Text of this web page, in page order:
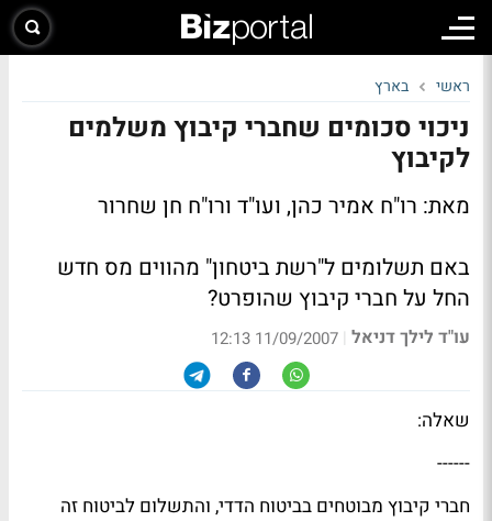
ראשי בארץ
ניכוי סכומים שחברי קיבוץ משלמים
לקיבוץ
מאת: רו"ח אמיר כהן, ועו"ד ורו"ח חן שחרור
באם תשלומים ל"רשת ביטחון" מהווים מס חדש
החל על חברי קיבוץ שהופרט?
עו"ד לילך דניאל |
11/09/2007 12:13
שאלה:
------
חברי קיבוץ מבוטחים בביטוח הדדי, והתשלום לביטוח זה